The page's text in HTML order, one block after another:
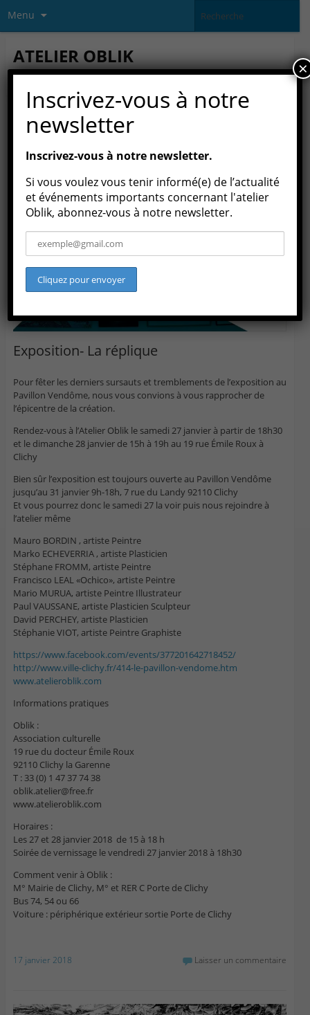
Menu
ATELIER OBLIK
association culturelle loi 1901
ÉTIQUETTE(S) : ART
Exposition- La réplique
Pour fêter les derniers sursauts et tremblements de l’exposition au
Pavillon Vendôme, nous vous convions à vous rapprocher de
l’épicentre de la création.
Rendez-vous à l’Atelier Oblik le samedi 27 janvier à partir de 18h30
et le dimanche 28 janvier de 15h à 19h au 19 rue Émile Roux à
Clichy
Bien sûr l’exposition est toujours ouverte au Pavillon Vendôme
jusqu’au 31 janvier 9h-18h, 7 rue du Landy 92110 Clichy
Et vous pourrez donc le samedi 27 la voir puis nous rejoindre à
l’atelier même
Mauro BORDIN , artiste Peintre
Marko ECHEVERRIA , artiste Plasticien
Stéphane FROMM, artiste Peintre
Francisco LEAL «Ochico», artiste Peintre
Mario MURUA, artiste Peintre Illustrateur
Paul VAUSSANE, artiste Plasticien Sculpteur
David PERCHEY, artiste Plasticien
Stéphanie VIOT, artiste Peintre Graphiste
https://www.facebook.com/events/377201642718452/
http://www.ville-clichy.fr/414-le-pavillon-vendome.htm
www.atelieroblik.com
Informations pratiques
Oblik :
Association culturelle
19 rue du docteur Émile Roux
92110 Clichy la Garenne
T : 33 (0) 1 47 37 74 38
oblik.atelier@free.fr
www.atelieroblik.com
Horaires :
Les 27 et 28 janvier 2018 de 15 à 18 h
Soirée de vernissage le vendredi 27 janvier 2018 à 18h30
Comment venir à Oblik :
M° Mairie de Clichy, M° et RER C Porte de Clichy
Bus 74, 54 ou 66
Voiture : périphérique extérieur sortie Porte de Clichy
17 janvier 2018 Laisser un commentaire
Inscrivez-vous à notre
newsletter
Inscrivez-vous à notre newsletter.
Si vous voulez vous tenir informé(e) de l’actualité
et événements importants concernant l'atelier
Oblik, abonnez-vous à notre newsletter.
×